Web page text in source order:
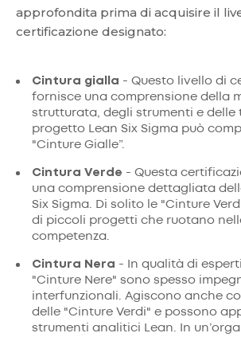
approfondita prima di acquisire il
certificazione designato:
Cintura gialla - Questo livello di
fornisce una comprensione della
strutturata, degli strumenti e delle
progetto Lean Six Sigma può
"Cinture Gialle”.
Cintura Verde - Questa
una comprensione dettagliata
Six Sigma. Di solito le "Cinture
di piccoli progetti che ruotano
competenza.
Cintura Nera - In qualità di
"Cinture Nere" sono spesso
interfunzionali. Agiscono anche
delle "Cinture Verdi" e possono
strumenti analitici Lean. In